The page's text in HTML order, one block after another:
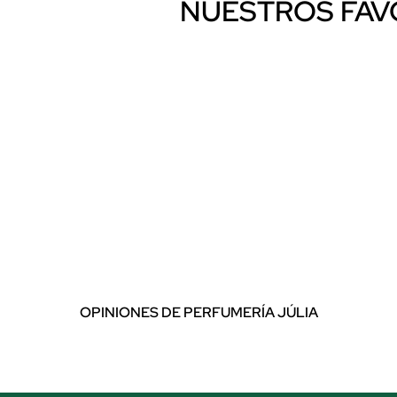
NUESTROS
OPINIONES DE PERFUMERÍA JÚLIA